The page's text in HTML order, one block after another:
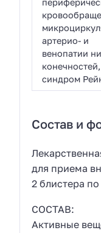
артерио- и
венопатии
конечностей,
синдром
Состав и
для приема
2 блистера по
СОСТАВ:
Активные